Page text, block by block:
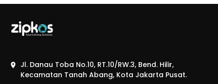
terpercaya di Indonesia adalah ZIPKOS. Melalui
berpengalaman yang memahami kebutuhan
pasar.
Jl. Danau Toba No.10, RT.10/RW.3, Bend. Hilir,
Kecamatan Tanah Abang, Kota Jakarta Pusat.